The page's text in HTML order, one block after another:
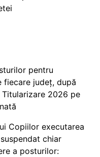
pentru
județ, după
2026 pe
Copiilor executarea
chiar
a posturilor: